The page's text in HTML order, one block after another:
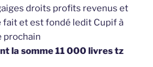
droits profits revenus et
et est fondé ledit Cupif à
prochain
la somme 11 000 livres tz